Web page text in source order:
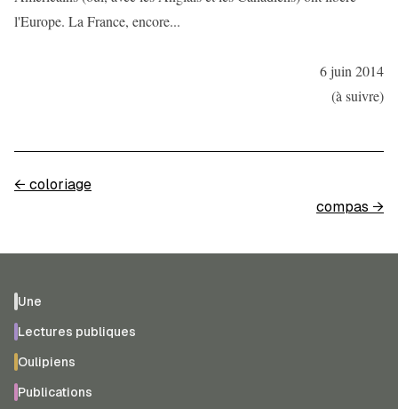
l'Europe. La France, encore...
6 juin 2014
(à suivre)
← coloriage
compas →
Une
Lectures publiques
Oulipiens
Publications